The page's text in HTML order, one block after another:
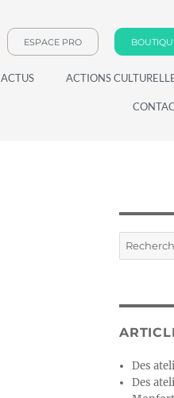
ESPACE PRO
ACTUS ACTIONS
Des
Des